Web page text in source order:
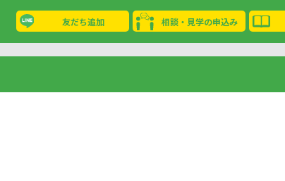
友だち追加 相談・見学の申込み